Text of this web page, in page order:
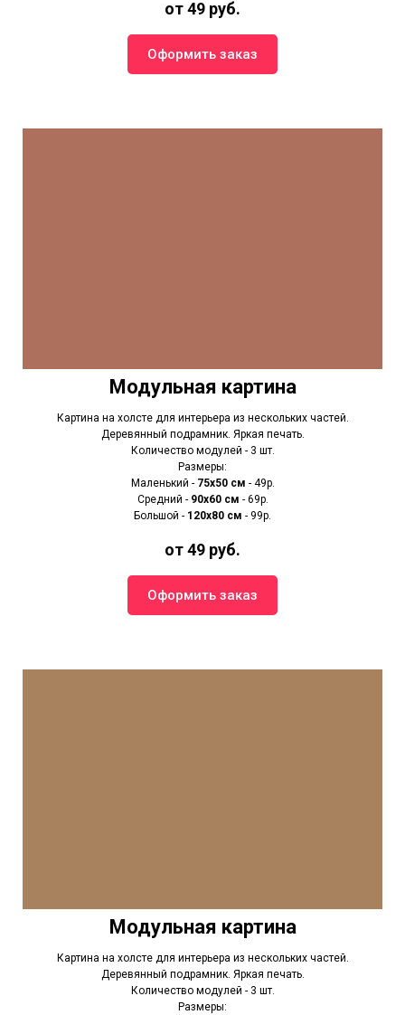
от 49 руб.
Оформить заказ
Модульная картина
Картина на холсте для интерьера из нескольких частей.
Деревянный подрамник. Яркая печать.
Количество модулей - 3 шт.
Размеры:
Маленький - 75х50 см - 49р.
Средний - 90x60 см - 69р.
Большой - 120х80 см - 99р.
от 49 руб.
Оформить заказ
Модульная картина
Картина на холсте для интерьера из нескольких частей.
Деревянный подрамник. Яркая печать.
Количество модулей - 3 шт.
Размеры: